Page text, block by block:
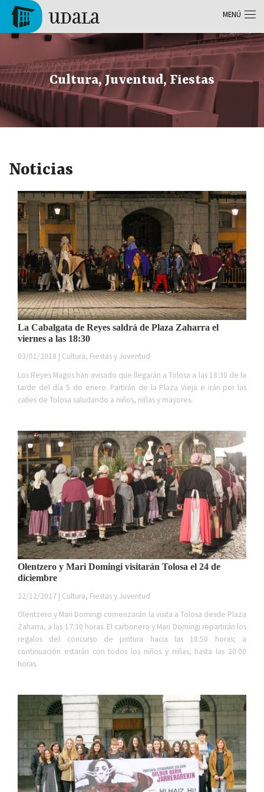
Pasar al contenido principal
Tolosa
Cultura, Juventud, Fiestas
Noticias
La Cabalgata de Reyes saldrá de Plaza Zaharra el
viernes a las 18:30
03/01/2018 | Cultura, Fiestas y Juventud
Los Reyes Magos han avisado que llegarán a Tolosa a las 18:30 de la
tarde del día 5 de enero. Partirán de la Plaza Vieja e irán por las
calles de Tolosa saludando a niños, niñas y mayores.
Olentzero y Mari Domingi visitarán Tolosa el 24 de
diciembre
22/12/2017 | Cultura, Fiestas y Juventud
Olentzero y Mari Domingi comenzarán la visita a Tolosa desde Plaza
Zaharra, a las 17:30 horas. El carbonero y Mari Domingi repartirán los
regalos del concurso de pintura hacia las 18:50 horas; a
continuación estarán con todos los niños y niñas, hasta las 20:00
horas.
MENÚ